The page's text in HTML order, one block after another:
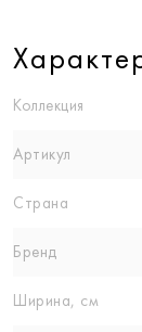
Коллекция
Артикул
Страна
Бренд
Ширина, см